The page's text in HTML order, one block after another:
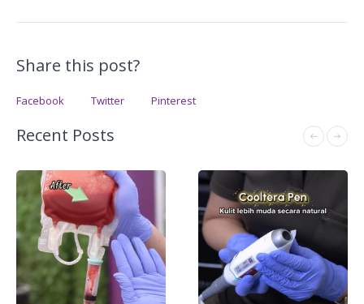
Share this post?
Facebook Twitter Pinterest
Recent Posts